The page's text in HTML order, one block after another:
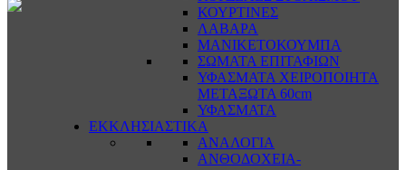
ΚΟΥΡΤΙΝΕΣ
ΛΑΒΑΡΑ
ΜΑΝΙΚΕΤΟΚΟΥΜΠΑ
ΣΩΜΑΤΑ ΕΠΙΤΑΦΙΩΝ
ΥΦΑΣΜΑΤΑ ΧΕΙΡΟΠΟΙΗΤΑ
ΜΕΤΑΞΩΤΑ 60cm
ΥΦΑΣΜΑΤΑ
ΕΚΚΛΗΣΙΑΣΤΙΚΑ
ΑΝΑΛΟΓΙΑ
ΑΝΘΟΔΟΧΕΙΑ-